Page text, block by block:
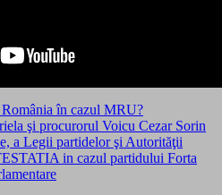
în cazul MRU?
şi procurorul Voicu Cezar Sorin
a Legii partidelor şi Autorităţii
in cazul partidului Forta